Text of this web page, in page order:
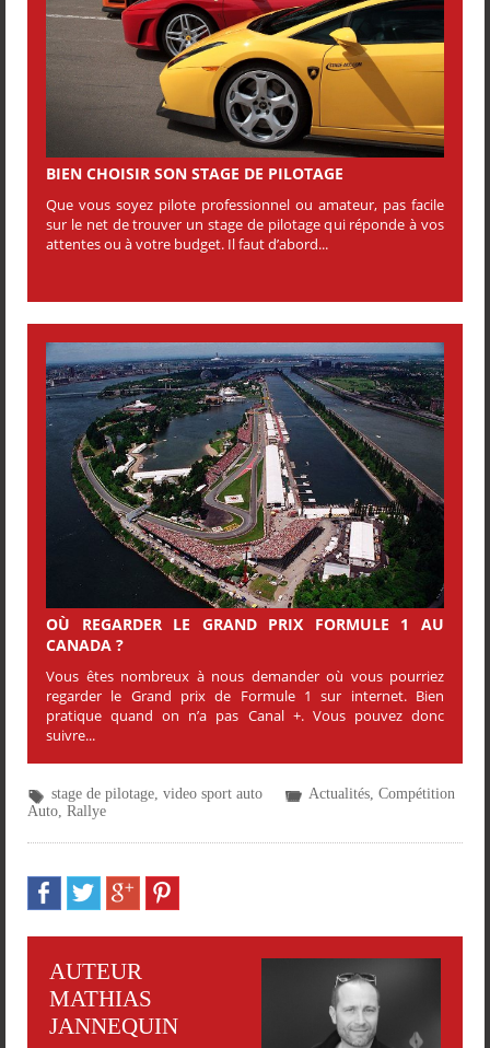
BIEN CHOISIR SON STAGE DE PILOTAGE
Que vous soyez pilote professionnel ou amateur, pas facile
sur le net de trouver un stage de pilotage qui réponde à vos
attentes ou à votre budget. Il faut d’abord...
OÙ REGARDER LE GRAND PRIX FORMULE 1 AU
CANADA ?
Vous êtes nombreux à nous demander où vous pourriez
regarder le Grand prix de Formule 1 sur internet. Bien
pratique quand on n’a pas Canal +. Vous pouvez donc
suivre...
stage de pilotage video sport auto Actualités Compétition
Auto Rallye
AUTEUR
MATHIAS
JANNEQUIN